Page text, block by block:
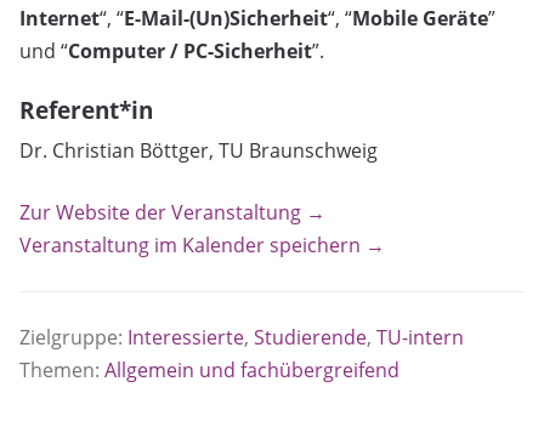
Internet“, “E-Mail-(Un)Sicherheit“, “Mobile Geräte”
und “Computer / PC-Sicherheit”.
Referent*in
Dr. Christian Böttger, TU Braunschweig
Zur Website der Veranstaltung →
Veranstaltung im Kalender speichern →
Zielgruppe: Interessierte, Studierende, TU-intern
Themen: Allgemein und fachübergreifend